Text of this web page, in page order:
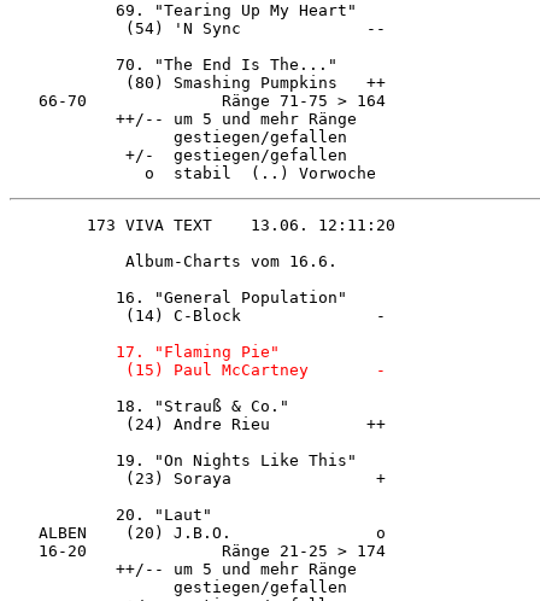
           69. "Tearing Up My Heart"
            (54) 'N Sync             --
           70. "The End Is The..."
            (80) Smashing Pumpkins   ++
   66-70              Ränge 71-75 > 164
           ++/-- um 5 und mehr Ränge
                 gestiegen/gefallen
            +/-  gestiegen/gefallen
            Album-Charts vom 16.6.
           16. "General Population"
            (14) C-Block              -
           17. "Flaming Pie"
           18. "Strauß & Co."
            (24) Andre Rieu          ++
           19. "On Nights Like This"
            (23) Soraya               +
           20. "Laut"
   ALBEN    (20) J.B.O.               o
   16-20              Ränge 21-25 > 174
           ++/-- um 5 und mehr Ränge
                 gestiegen/gefallen